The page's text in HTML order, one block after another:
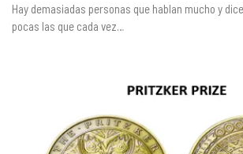
Hay demasiadas personas que hablan mucho y
pocas las que cada vez…